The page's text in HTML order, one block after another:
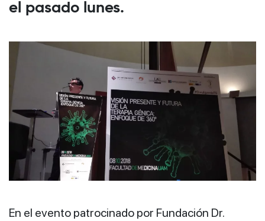
el pasado lunes.
En el evento patrocinado por Fundación Dr.